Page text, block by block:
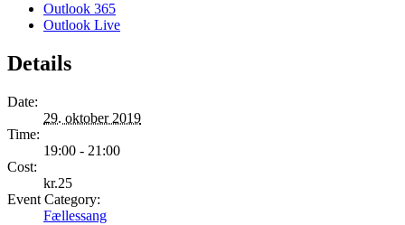
Outlook 365
Outlook Live
Details
Date:
29. oktober 2019
Time:
19:00 - 21:00
Cost:
kr.25
Event Category:
Fællessang